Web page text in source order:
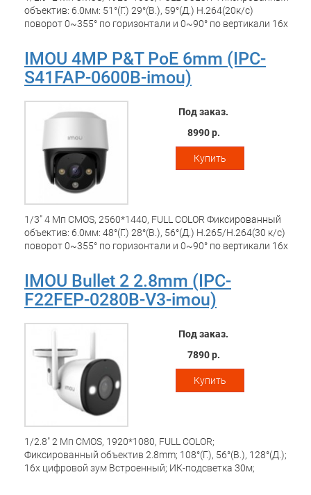
объектив: 6.0мм: 51°(Г.) 29°(В.), 59°(Д.) H.264(20к/с)
поворот 0~355° по горизонтали и 0~90° по вертикали 16x
Встроенный микрофон Детекция движения
Настраиваемые зоны Обнаружение человека Встроенный
прожектор и сирена Интеллектуальное слежение за
движущимися объектами Порт 1 x 100Мбит/с
Приложение imou: iOS, Android ONVIF Поддержка Micro SD
до 256 ГБ Кнопка сброса Питание DC 12В/1A
Потребление: <6.2Вт Материал: пластик Потребление:
<6.2Вт Материал: пластик Рабочие условия: -20°C ~ +50°C
Относительная влажность менее 95% IP66 Размеры: 120,7
* 136,2 * 183,3 мм Вес: 390 г
IMOU 4MP P&T PoE 6mm (IPC-
S41FAP-0600B-imou)
1/3" 4 Мп CMOS, 2560*1440, FULL COLOR Фиксированный
объектив: 6.0мм: 48°(Г.) 28°(В.), 56°(Д.) H.265/H.264(30 к/с)
поворот 0~355° по горизонтали и 0~90° по вертикали 16x
Встроенный микрофон Детекция движения
Настраиваемые зоны Обнаружение человека Встроенный
прожектор и сирена Интеллектуальное слежение за
движущимися объектами Порт 1 x 100Мбит/с
Приложение imou: iOS, Android ONVIF Поддержка Micro SD
до 256 ГБ Кнопка сброса Питание DC 12В/1A
Потребление: <6.2Вт Материал: пластик Рабочие условия:
-20°C ~ +50°C Относительная влажность менее 95% IP66
Размеры: 120,7 * 136,2 * 183,3 мм Вес: 390 г
Под заказ.
8990 р.
Купить
IMOU Bullet 2 2.8mm (IPC-
F22FEP-0280B-V3-imou)
1/2.8" 2 Мп CMOS, 1920*1080, FULL COLOR;
Фиксированный объектив 2.8mm; 108°(Г.), 56°(В.), 128°(Д.);
16x цифровой зум Встроенный; ИК-подсветка 30м;
Под заказ.
7890 р.
Купить